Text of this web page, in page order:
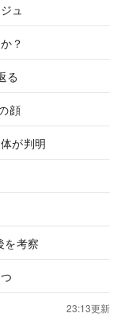
ュ
か？
る
顔
が判明
を考察
23:13更新